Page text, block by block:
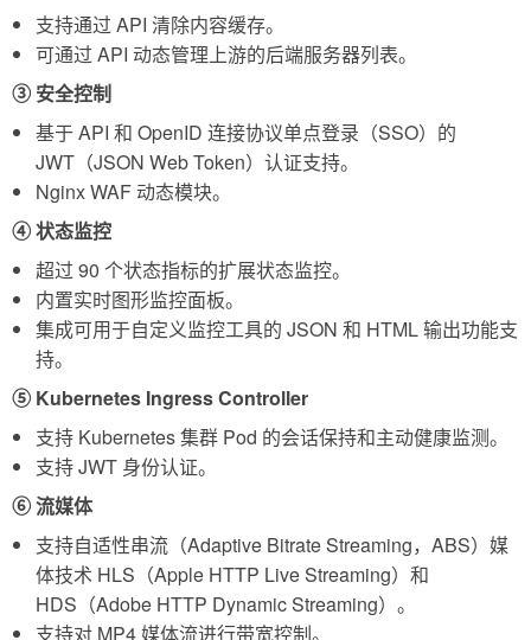
支持通过 API 清除内容缓存。
可通过 API 动态管理上游的后端服务器列表。
③ 安全控制
基于 API 和 OpenID 连接协议单点登录（SSO）的
JWT（JSON Web Token）认证支持。
Nginx WAF 动态模块。
④ 状态监控
超过 90 个状态指标的扩展状态监控。
内置实时图形监控面板。
集成可用于自定义监控工具的 JSON 和 HTML 输出功能支
持。
⑤ Kubernetes Ingress Controller
支持 Kubernetes 集群 Pod 的会话保持和主动健康监测。
支持 JWT 身份认证。
⑥ 流媒体
支持自适性串流（Adaptive Bitrate Streaming，ABS）媒
体技术 HLS（Apple HTTP Live Streaming）和
HDS（Adobe HTTP Dynamic Streaming）。
支持对 MP4 媒体流进行带宽控制。